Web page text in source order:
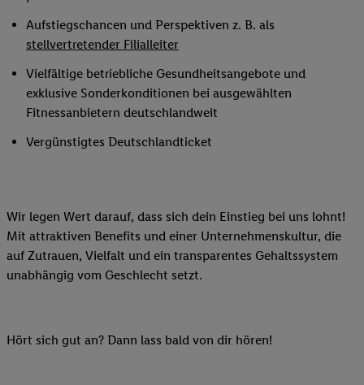
Aufstiegschancen und Perspektiven z. B. als
stellvertretender Filialleiter
Vielfältige betriebliche Gesundheitsangebote und
exklusive Sonderkonditionen bei ausgewählten
Fitnessanbietern deutschlandweit
Vergünstigtes Deutschlandticket
Wir legen Wert darauf, dass sich dein Einstieg bei uns lohnt!
Mit attraktiven Benefits und einer Unternehmenskultur, die
auf Zutrauen, Vielfalt und ein transparentes Gehaltssystem
unabhängig vom Geschlecht setzt.
Hört sich gut an? Dann lass bald von dir hören!